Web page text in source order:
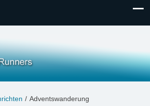
Adventswanderung